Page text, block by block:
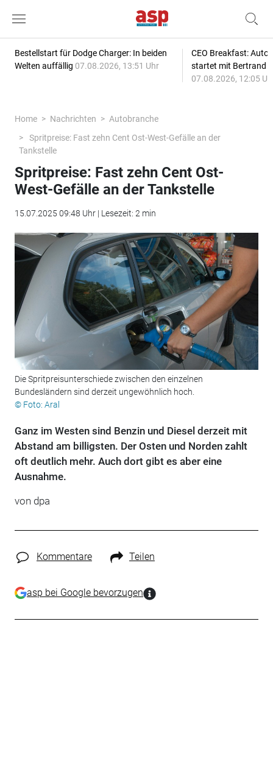
Bestellstart für Dodge Charger: In beiden
Welten auffällig 07.08.2026, 13:51 Uhr
CEO Breakfast:
startet mit Bertrand
07.08.2026, 12:05
Home Nachrichten
Autobranche
Spritpreise: Fast zehn Cent Ost-West-Gefälle an der
Tankstelle
Spritpreise: Fast zehn Cent Ost-
West-Gefälle an der Tankstelle
15.07.2025 09:48 Uhr | Lesezeit: 2 min
Die Spritpreisunterschiede zwischen den einzelnen
Bundesländern sind derzeit ungewöhnlich hoch.
© Foto: Aral
Ganz im Westen sind Benzin und Diesel derzeit mit
Abstand am billigsten. Der Osten und Norden zahlt
oft deutlich mehr. Auch dort gibt es aber eine
Ausnahme.
von dpa
Kommentare Teilen
asp bei Google bevorzugen